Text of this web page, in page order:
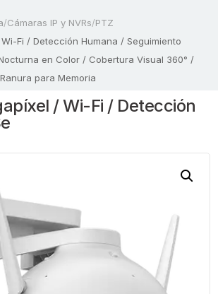
/Cámaras IP y NVRs/PTZ
Fi / Detección Humana / Seguimiento
en Color / Cobertura Visual 360° /
para Memoria
/ Wi-Fi / Detección